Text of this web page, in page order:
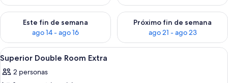
Este fin de semana
ago 14 - ago 16
Consulta la disponibilidad para este fin de semana ago 14 -
Próximo fin de semana
ago 21 - ago 23
Consulta la disponibilidad
Abrir
todas
las
Una habitación de hotel con una
2
Superior Double Room Extra
2 personas